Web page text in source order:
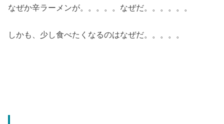
なぜか辛ラーメンが。。。。。なぜだ。。。。。。
しかも、少し食べたくなるのはなぜだ。。。。。